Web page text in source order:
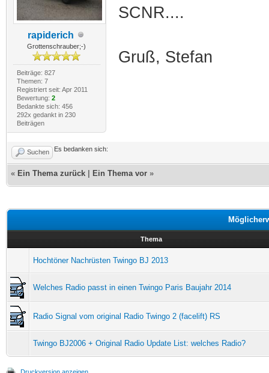
rapiderich
Grottenschrauber;-)
Beiträge: 827
Themen: 7
Registriert seit: Apr 2011
Bewertung: 2
Bedankte sich: 456
292x gedankt in 230
Beiträgen
SCNR....
Gruß, Stefan
Suchen Es bedanken sich:
« Ein Thema zurück Ein Thema vor »
Thema
Hochtöner Nachrüsten Twingo BJ 2013
Welches Radio passt in einen Twingo Paris Baujahr 2014
Radio Signal vom original Radio Twingo 2 (facelift) RS
Twingo BJ2006 + Original Radio Update List: welches Radio?